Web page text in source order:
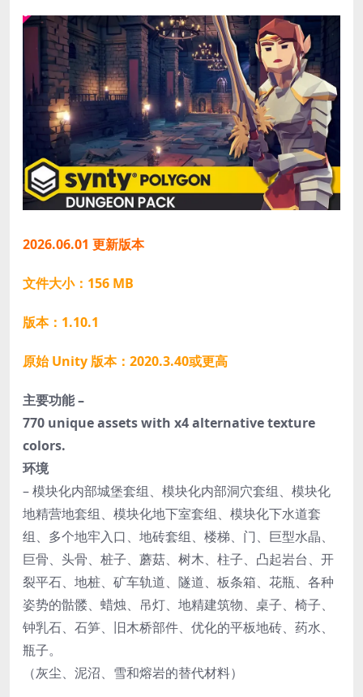
2026.06.01 更新版本
文件大小：156 MB
版本：1.10.1
原始 Unity 版本：2020.3.40或更高
主要功能 –
770 unique assets with x4 alternative texture
colors.
环境
– 模块化内部城堡套组、模块化内部洞穴套组、模块化
地精营地套组、模块化地下室套组、模块化下水道套
组、多个地牢入口、地砖套组、楼梯、门、巨型水晶、
巨骨、头骨、桩子、蘑菇、树木、柱子、凸起岩台、开
裂平石、地桩、矿车轨道、隧道、板条箱、花瓶、各种
姿势的骷髅、蜡烛、吊灯、地精建筑物、桌子、椅子、
钟乳石、石笋、旧木桥部件、优化的平板地砖、药水、
瓶子。
（灰尘、泥沼、雪和熔岩的替代材料）